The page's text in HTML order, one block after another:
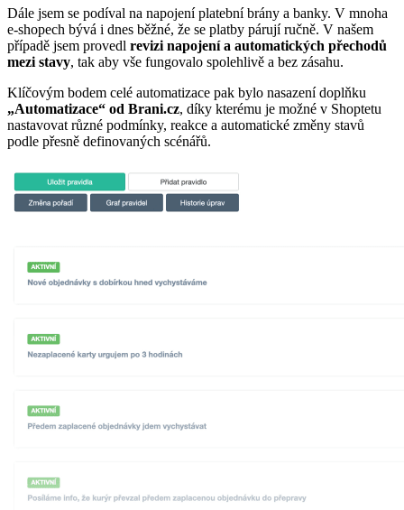
Dále jsem se podíval na napojení platební brány a banky. V mnoha
e-shopech bývá i dnes běžné, že se platby párují ručně. V našem
případě jsem provedl revizi napojení a automatických přechodů
mezi stavy, tak aby vše fungovalo spolehlivě a bez zásahu.
Klíčovým bodem celé automatizace pak bylo nasazení doplňku
„Automatizace“ od Brani.cz, díky kterému je možné v Shoptetu
nastavovat různé podmínky, reakce a automatické změny stavů
podle přesně definovaných scénářů.